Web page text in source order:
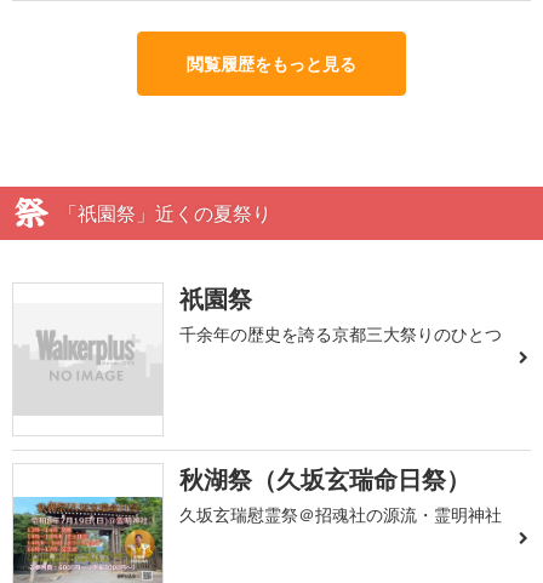
閲覧履歴をもっと見る
「祇園祭」近くの夏祭り
祇園祭
千余年の歴史を誇る京都三大祭りのひとつ
秋湖祭（久坂玄瑞命日祭）
久坂玄瑞慰霊祭＠招魂社の源流・霊明神社